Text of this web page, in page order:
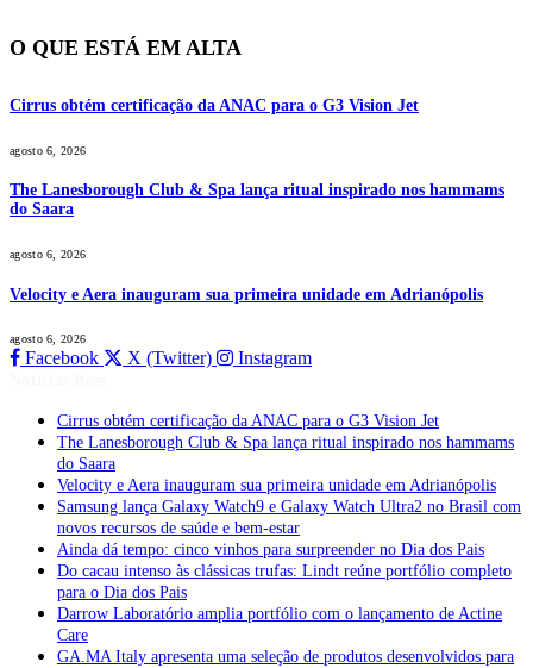
O QUE ESTÁ EM ALTA
Cirrus obtém certificação da ANAC para o G3 Vision Jet
agosto 6, 2026
The Lanesborough Club & Spa lança ritual inspirado nos hammams
do Saara
agosto 6, 2026
Velocity e Aera inauguram sua primeira unidade em Adrianópolis
agosto 6, 2026
Facebook X (Twitter) Instagram
Cirrus obtém certificação da ANAC para o G3 Vision Jet
The Lanesborough Club & Spa lança ritual inspirado nos hammams
do Saara
Velocity e Aera inauguram sua primeira unidade em Adrianópolis
Samsung lança Galaxy Watch9 e Galaxy Watch Ultra2 no Brasil com
novos recursos de saúde e bem-estar
Ainda dá tempo: cinco vinhos para surpreender no Dia dos Pais
Do cacau intenso às clássicas trufas: Lindt reúne portfólio completo
para o Dia dos Pais
Darrow Laboratório amplia portfólio com o lançamento de Actine
Care
GA.MA Italy apresenta uma seleção de produtos desenvolvidos para